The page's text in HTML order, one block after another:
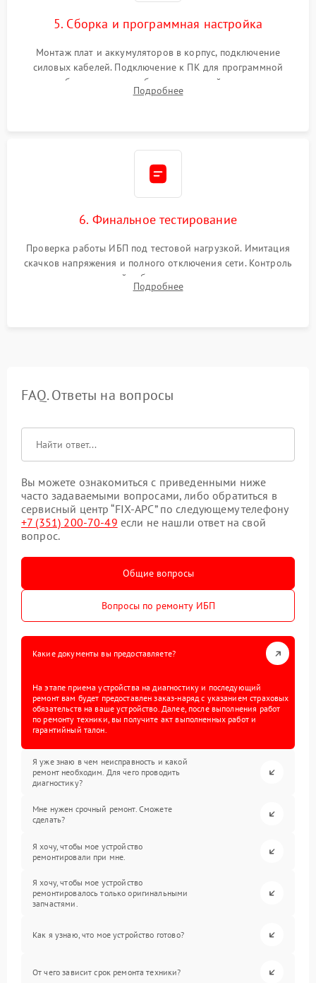
5. Сборка и программная настройка
Монтаж плат и аккумуляторов в корпус, подключение
силовых кабелей. Подключение к ПК для программной
калибровки констант батареи, настройки порогов
срабатывания AVR и сброса счетчиков старения АКБ.
Подробнее
6. Финальное тестирование
Проверка работы ИБП под тестовой нагрузкой. Имитация
скачков напряжения и полного отключения сети. Контроль
времени автономной работы, температурного режима и
корректности формы выходного сигнала.
Подробнее
FAQ. Ответы на вопросы
Вы можете ознакомиться с приведенными ниже
часто задаваемыми вопросами, либо обратиться в
сервисный центр “FIX-APC” по следующему телефону
+7 (351) 200-70-49 если не нашли ответ на свой
вопрос.
Общие вопросы
Вопросы по ремонту ИБП
Какие документы вы предоставляете?
На этапе приема устройства на диагностику и последующий
ремонт вам будет предоставлен заказ-наряд с указанием страховых
обязательств на ваше устройство. Далее, после выполнения работ
по ремонту техники, вы получите акт выполненных работ и
гарантийный талон.
Я уже знаю в чем неисправность и какой
ремонт необходим. Для чего проводить
диагностику?
Мне нужен срочный ремонт. Сможете
сделать?
Я хочу, чтобы мое устройство
ремонтировали при мне.
Я хочу, чтобы мое устройство
ремонтировалось только оригинальными
запчастями.
Как я узнаю, что мое устройство готово?
От чего зависит срок ремонта техники?